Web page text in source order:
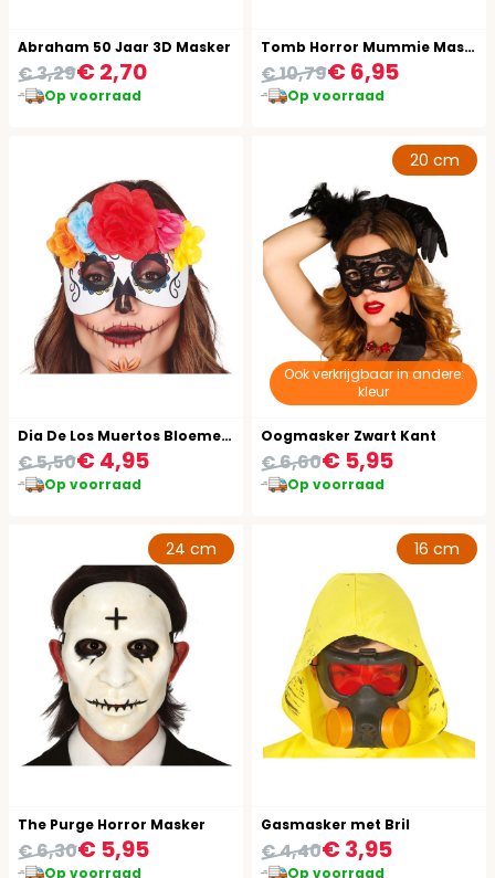
Abraham 50 Jaar 3D Masker
€ 2,70
€ 3,29
Op voorraad
Tomb Horror Mummie Masker Latex
€ 6,95
€ 10,79
Op voorraad
Dia De Los Muertos Bloemen Masker
€ 4,95
€ 5,50
Op voorraad
Ook verkrijgbaar in andere:
kleur
20 cm
Oogmasker Zwart Kant
€ 5,95
€ 6,60
Op voorraad
24 cm
The Purge Horror Masker
€ 5,95
€ 6,30
Op voorraad
16 cm
Gasmasker met Bril
€ 3,95
€ 4,40
Op voorraad